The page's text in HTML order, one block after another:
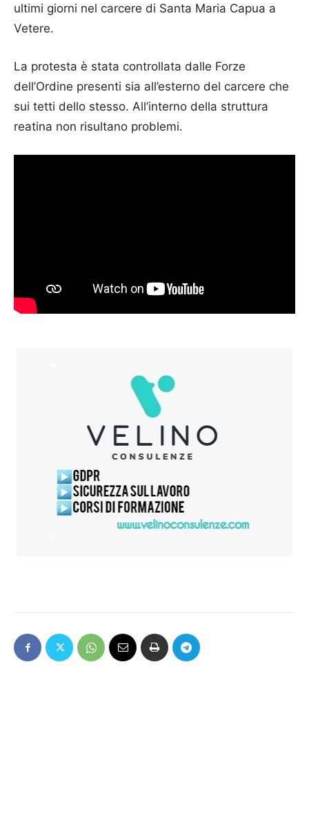
ultimi giorni nel carcere di Santa Maria Capua a
Vetere.
La protesta è stata controllata dalle Forze
dell’Ordine presenti sia all’esterno del carcere che
sui tetti dello stesso. All’interno della struttura
reatina non risultano problemi.